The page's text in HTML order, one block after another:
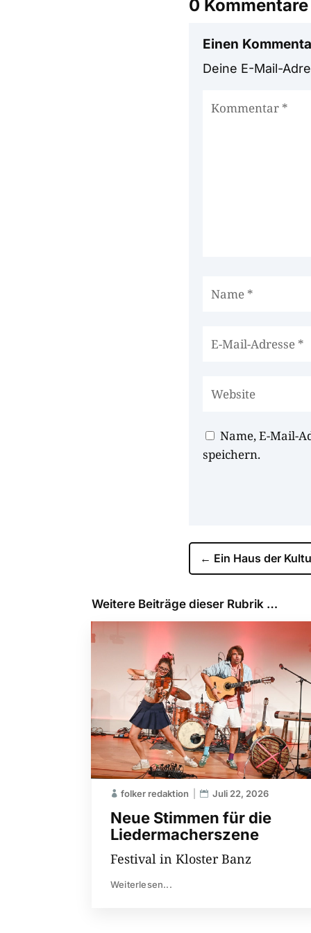
0 Kommentare
Einen
Deine E-Mail-
Name, E-Mail-
speichern.
← Ein Haus der
Weitere Beiträge dieser Rubrik …
Neue Stimmen für die
Liedermacherszene
folker redaktion Juli 22, 2026
Festival in Kloster Banz
Weiterlesen...